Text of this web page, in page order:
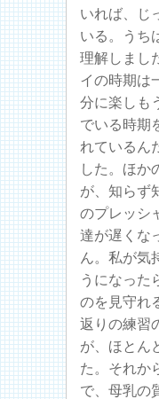
いれば、じ
いる。うち
理解しまし
イの時期は
分に楽しも
でいる時期
れているん
した。ほか
が、知らず
のプレッシ
達が遅くな
ん。私が気
うになった
のを見守れ
返りの練習
が、ほとん
た。それか
で、母乳の